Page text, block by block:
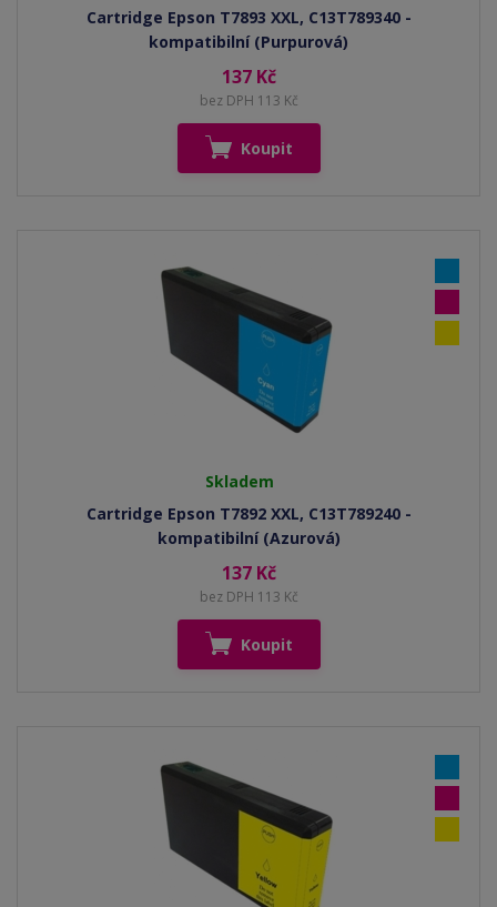
Cartridge Epson T7893 XXL, C13T789340 -
kompatibilní (Purpurová)
137 Kč
bez DPH 113 Kč
Koupit
Skladem
Cartridge Epson T7892 XXL, C13T789240 -
kompatibilní (Azurová)
137 Kč
bez DPH 113 Kč
Koupit